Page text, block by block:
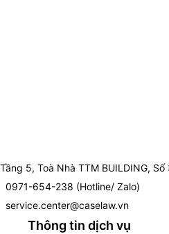
Tầng 5, Toà Nhà TTM BUILDING,
0971-654-238 (Hotline/ Zalo)
service.center@caselaw.vn
Thông tin dịch vụ